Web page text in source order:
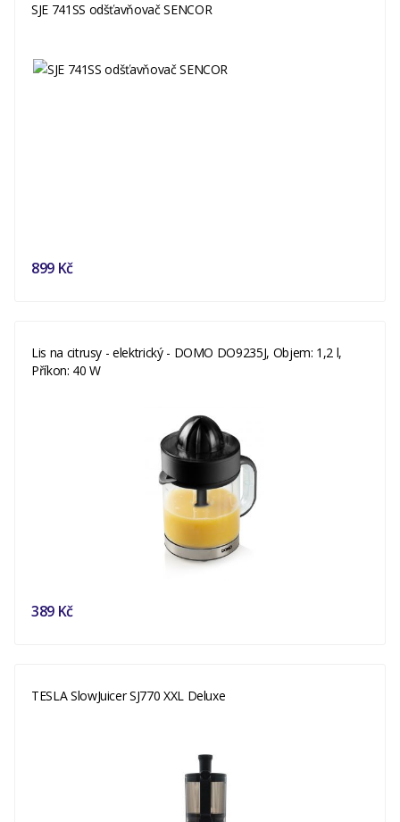
SJE 741SS odšťavňovač SENCOR
899 Kč
Lis na citrusy - elektrický - DOMO DO9235J, Objem: 1,2 l,
Příkon: 40 W
389 Kč
TESLA SlowJuicer SJ770 XXL Deluxe